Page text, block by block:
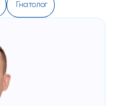
Гнатолог